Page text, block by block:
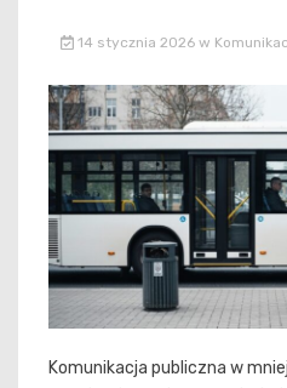
14 stycznia 2026 w
Komunikacja publiczna w